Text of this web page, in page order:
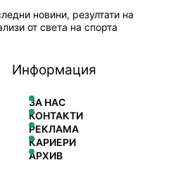
новини, резултати на
от света на спорта
Информация
ЗА НАС
КОНТАКТИ
РЕКЛАМА
КАРИЕРИ
АРХИВ